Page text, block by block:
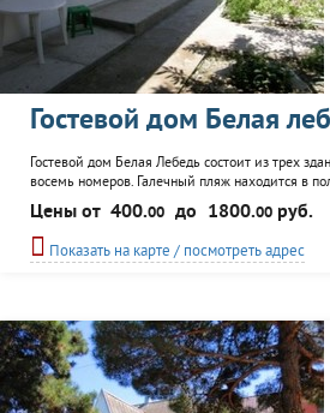
Гостевой дом Белая
Гостевой дом Белая Лебедь состоит из трех
восемь номеров. Галечный пляж находится в
Магазин и остановка транспорта в пяти
двор гостевого дома с оборудованными
так и детей. Возможна организация трансфера,
Цены от 400.00 до 1800.00 руб.
Показать на карте / посмотреть адрес